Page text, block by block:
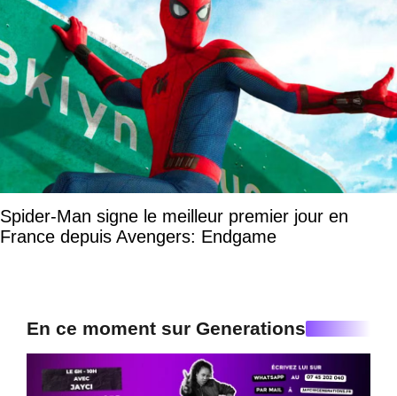
Spider-Man signe le meilleur premier jour en
France depuis Avengers: Endgame
En ce moment sur Generations